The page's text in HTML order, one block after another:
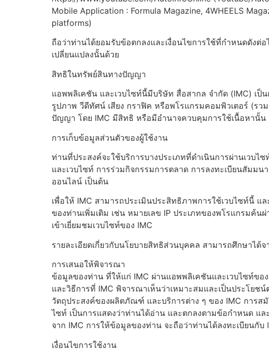
Mobile Application : Formula Magazine, 4WHEELS
platforms)
ถือว่าท่านได้ยอมรับข้อตกลงและเงื่อนไขการใช้ที่กำหนดดังต่
เปลี่ยนแปลงนั้นด้วย
สิทธิในทรัพย์สินทางปัญญา
แอพพลิเคชัน และเวบไซท์นี้มีบริษัท สื่อสากล จำกัด (IMC) เป็
รูปภาพ วีดีทัศน์ เสียง กราฟิค หรือพโรแกรมคอมพิวเตอร์ (รว
ปัญญา โดย IMC มีสิทธิ หรือมีอำนาจควบคุมการใช้เนื้อหานั้น
การเก็บข้อมูลส่วนตัวของผู้ใช้งาน
ท่านที่ประสงค์จะใช้บริการบางประเภทที่ดำเนินการผ่านเวบ
และเวบไซท์ การร่วมกิจกรรมการตลาด การลงทะเบียนสัม
ออนไลน์ เป็นต้น
เพื่อให้ IMC สามารถประเมินประสิทธิภาพการใช้เวบไซท์นี้
ของท่านเพิ่มเติม เช่น หมายเลข IP ประเภทของพโรแกรมค้น
เข้าเยี่ยมชมเวบไซท์ของ IMC
รายละเอียดเกี่ยวกับนโยบายสิทธิส่วนบุคคล สามารถศึกษาได้
การเสนอให้พิจารณา
ข้อมูลของท่าน ที่ให้แก่ IMC ผ่านแอพพลิเคชันและเวบไซท์ขอ
และวิธีการที่ IMC พิจารณาเห็นว่าเหมาะสมและเป็นประโยช
วัตถุประสงค์ของผลิตภัณฑ์ และบริการต่าง ๆ ของ IMC การส
ไซท์ เป็นการแสดงว่าท่านได้อ่าน และตกลงตามข้อกำหนด แล
จาก IMC การให้ข้อมูลของท่าน จะถือว่าท่านได้ลงทะเบียนกั
เงื่อนไขการใช้งาน